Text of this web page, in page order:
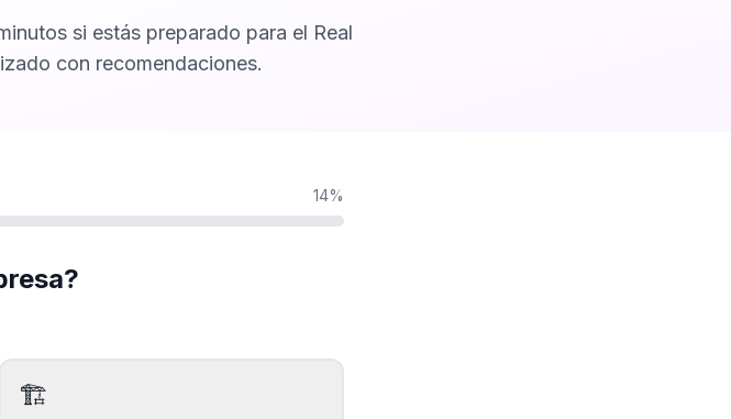
gratis
si estás preparado para el Real
con recomendaciones.
14%
🏗️